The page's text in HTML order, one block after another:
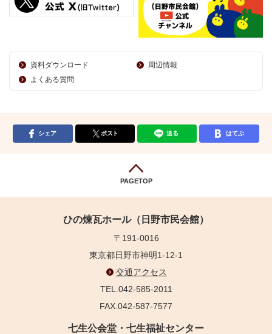
資料ダウンロード
周辺情報
よくある質問
シェア ポスト 送る はてぶ
PAGETOP
ひの煉瓦ホール（日野市民会館）
〒191-0016
東京都日野市神明1-12-1
交通アクセス
TEL.042-585-2011
FAX.042-587-7577
七生公会堂・七生福祉センター